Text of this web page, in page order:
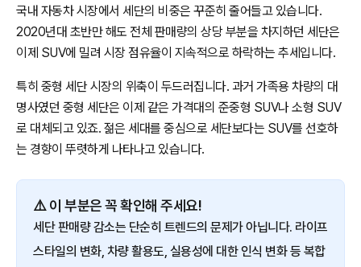
국내 자동차 시장에서 세단의 비중은 꾸준히 줄어들고 있습니다.
2020년대 초반만 해도 전체 판매량의 상당 부분을 차지하던 세단은
이제 SUV에 밀려 시장 점유율이 지속적으로 하락하는 추세입니다.
특히 중형 세단 시장의 위축이 두드러집니다. 과거 가족용 차량의 대
명사였던 중형 세단은 이제 같은 가격대의 준중형 SUV나 소형 SUV
로 대체되고 있죠. 젊은 세대를 중심으로 세단보다는 SUV를 선호하
는 경향이 뚜렷하게 나타나고 있습니다.
⚠️ 이 부분은 꼭 확인해 주세요!
세단 판매량 감소는 단순히 트렌드의 문제가 아닙니다. 라이프
스타일의 변화, 차량 활용도, 실용성에 대한 인식 변화 등 복합